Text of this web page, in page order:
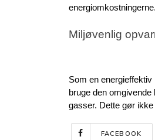
energiomkostningerne.
Miljøvenlig
Som en
bruge den
gasser. Dette gør
FACEBOOK